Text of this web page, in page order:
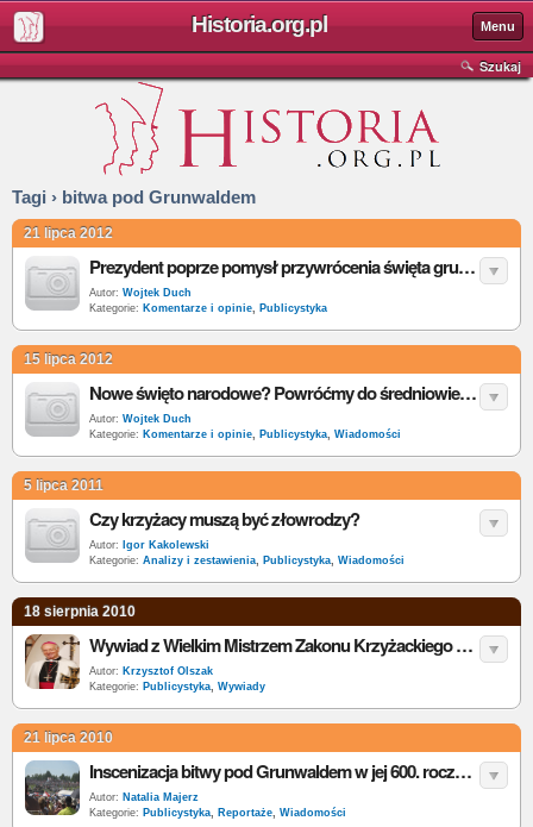
Historia.org.pl Menu
Szukaj
Tagi › bitwa pod Grunwaldem
21 lipca 2012
Prezydent poprze pomysł przywrócenia święta grunwaldzkiego?
Autor: Wojtek Duch
Kategorie: Komentarze i opinie, Publicystyka
15 lipca 2012
Nowe święto narodowe? Powróćmy do średniowiecznej tradycji
Autor: Wojtek Duch
Kategorie: Komentarze i opinie, Publicystyka, Wiadomości
5 lipca 2011
Czy krzyżacy muszą być złowrodzy?
Autor:
Igor Kakolewski
Kategorie: Analizy i zestawienia, Publicystyka, Wiadomości
18 sierpnia 2010
Wywiad z Wielkim Mistrzem Zakonu Krzyżackiego dr Bruno Platterem
Autor: Krzysztof Olszak
Kategorie: Publicystyka, Wywiady
21 lipca 2010
Inscenizacja bitwy pod Grunwaldem w jej 600. rocznicę - relacja
Autor: Natalia Majerz
Kategorie: Publicystyka, Reportaże, Wiadomości